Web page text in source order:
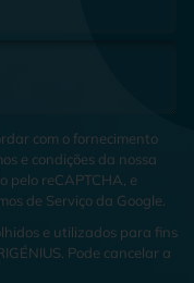
com o fornecimento
e condições da nossa
pelo reCAPTCHA, e
de Serviço da Google.
e utilizados para fins
Pode cancelar a